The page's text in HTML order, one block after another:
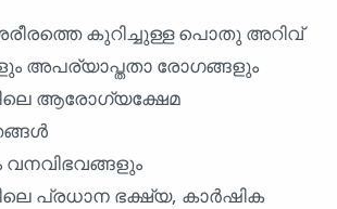
കുറിച്ചുള്ള പൊതു അറിവ്
അപര്യാപ്തതാ രോഗങ്ങളും
ആരോഗ്യക്ഷേമ
പ്രധാന ഭക്ഷ്യ, കാർഷിക